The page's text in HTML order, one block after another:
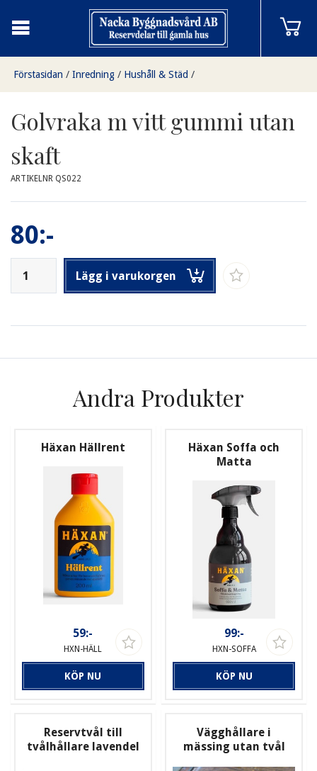
Förstasidan / Inredning / Hushåll & Städ /
Golvraka m vitt gummi utan skaft
Golvraka m vitt gummi utan
skaft
ARTIKELNR QS022
80:-
Lägg i varukorgen
Andra Produkter
Häxan Hällrent
59:-
HXN-HÄLL
KÖP NU
Häxan Soffa och
Matta
99:-
HXN-SOFFA
KÖP NU
Reservtvål till
tvålhållare lavendel
Vägghållare i
mässing utan tvål